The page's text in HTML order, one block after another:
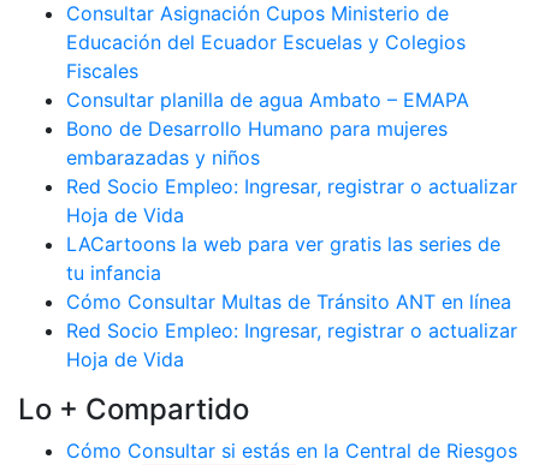
Consultar Asignación Cupos Ministerio de
Educación del Ecuador Escuelas y Colegios
Fiscales
Consultar planilla de agua Ambato – EMAPA
Bono de Desarrollo Humano para mujeres
embarazadas y niños
Red Socio Empleo: Ingresar, registrar o actualizar
Hoja de Vida
LACartoons la web para ver gratis las series de
tu infancia
Cómo Consultar Multas de Tránsito ANT en línea
Red Socio Empleo: Ingresar, registrar o actualizar
Hoja de Vida
Lo + Compartido
Cómo Consultar si estás en la Central de Riesgos